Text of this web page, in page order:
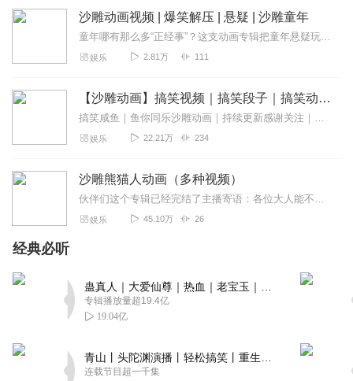
沙雕动画视频 | 爆笑解压 | 悬疑 | 沙雕童年
童年哪有那么多“正经事”？这支动画专辑把童年悬疑玩出爆笑新高度！你是否也曾为“作业本神秘失踪案”抓狂？动画里主角直接把书包翻个底朝天，结果在冰箱冷冻层找到...
娱乐 2.81万 111
【沙雕动画】搞笑视频｜搞笑段子｜搞笑动画｜咸鱼原创
搞笑咸鱼｜鱼你同乐沙雕动画｜持续更新感谢关注｜有你真好一头搞笑咸鱼｜原创沙雕动画欢迎点赞订阅评论！
娱乐 22.21万 234
沙雕熊猫人动画（多种视频）
伙伴们这个专辑已经完结了主播寄语：各位大人能不能赏脸给个好评点个关注啊
娱乐 45.10万 26
经典必听
专辑播放量超19.4亿
19.04亿
连载节目超一千集